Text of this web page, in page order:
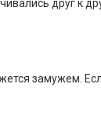
друг к
замужем.